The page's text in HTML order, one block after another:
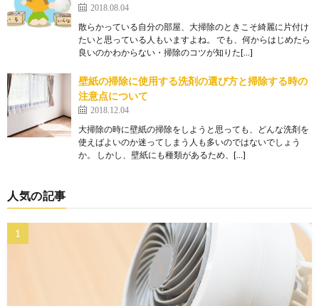
2018.08.04
散らかっている自分の部屋、大掃除のときこそ綺麗に片付け
たいと思っている人もいますよね。 でも、何からはじめたら
良いのかわからない・掃除のコツが知りた[…]
壁紙の掃除に使用する洗剤の選び方と掃除する時の
注意点について
2018.12.04
大掃除の時に壁紙の掃除をしようと思っても、どんな洗剤を
使えばよいのか迷ってしまう人も多いのではないでしょう
か。 しかし、壁紙にも種類があるため、[…]
人気の記事